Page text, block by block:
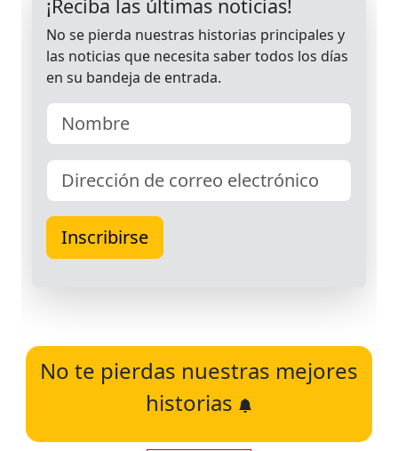
No te pierdas nuestras mejores
historias